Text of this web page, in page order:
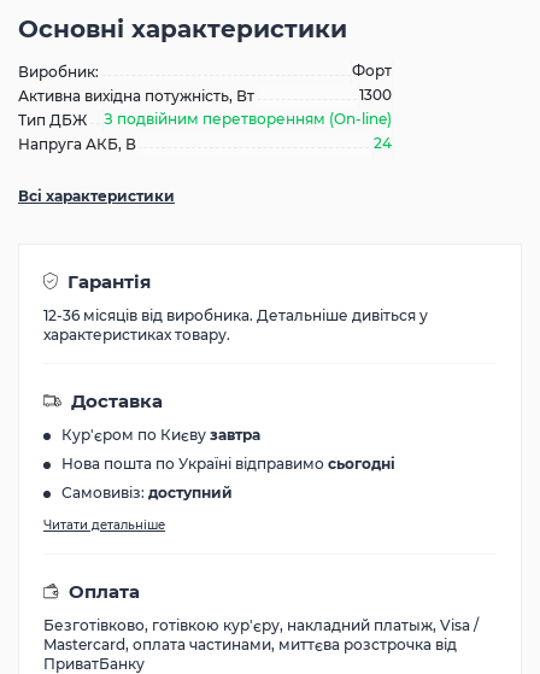
Основні характеристики
Виробник:
Форт
Активна вихідна потужність, Вт
1300
Тип ДБЖ
З подвійним перетворенням (On-line)
Напруга АКБ, В
24
Всі характеристики
Гарантія
12-36 місяців від виробника. Детальніше дивіться у
характеристиках товару.
Доставка
Кур'єром по Києву завтра
Нова пошта по Україні відправимо сьогодні
Самовивіз: доступний
Читати детальніше
Оплата
Безготівково, готівкою кур'єру, накладний платыж, Visa /
Mastercard, оплата частинами, миттєва розстрочка від
ПриватБанку